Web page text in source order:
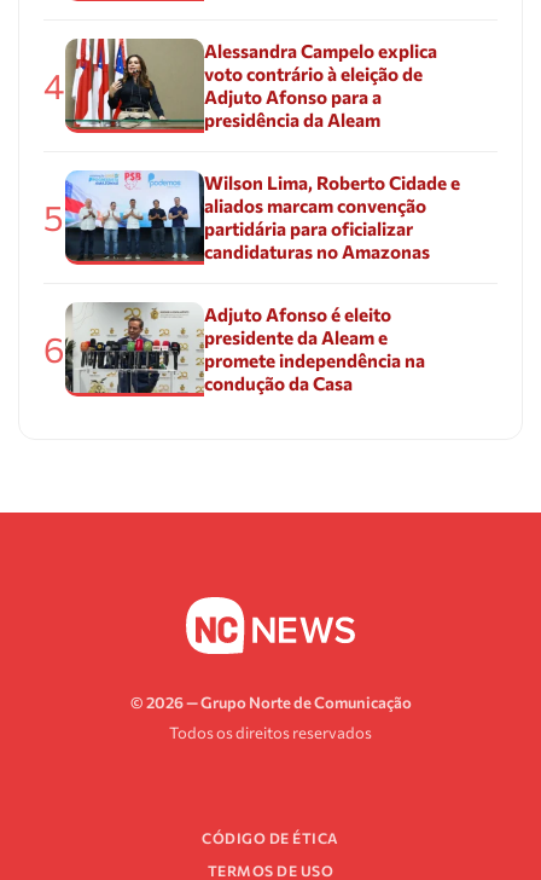
4
Alessandra Campelo explica
voto contrário à eleição de
Adjuto Afonso para a
presidência da Aleam
5
Wilson Lima, Roberto Cidade e
aliados marcam convenção
partidária para oficializar
candidaturas no Amazonas
6
Adjuto Afonso é eleito
presidente da Aleam e
promete independência na
condução da Casa
© 2026 — Grupo Norte de Comunicação
Todos os direitos reservados
CÓDIGO DE ÉTICA
TERMOS DE USO